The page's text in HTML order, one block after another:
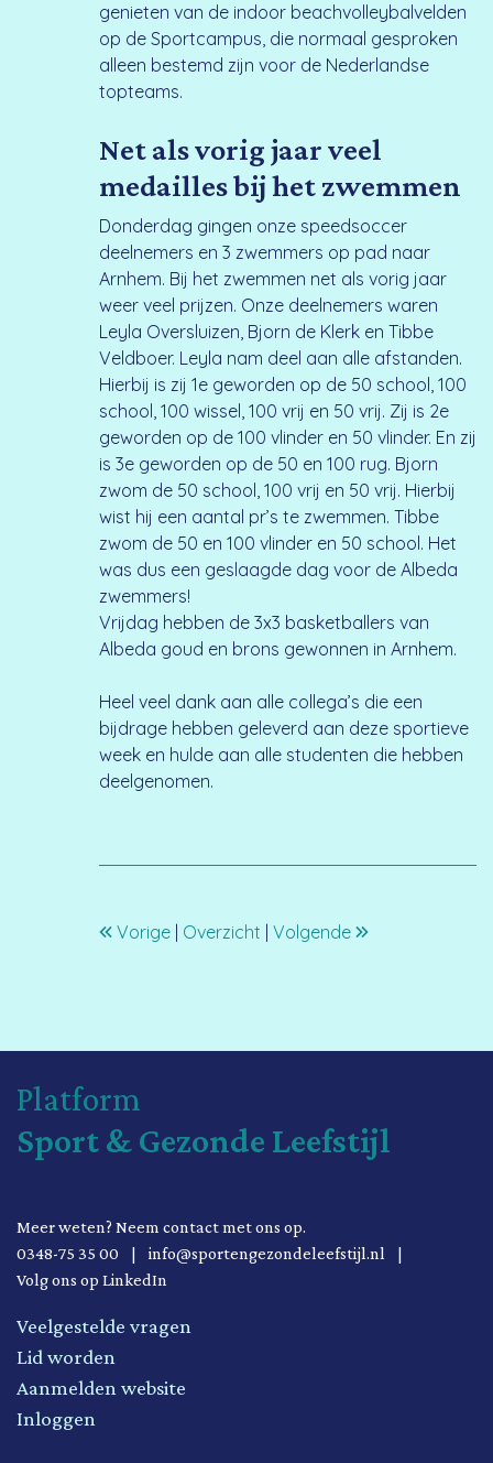
genieten van de indoor beachvolleybalvelden
op de Sportcampus, die normaal gesproken
alleen bestemd zijn voor de Nederlandse
topteams.
Net als vorig jaar veel
medailles bij het zwemmen
Donderdag gingen onze speedsoccer
deelnemers en 3 zwemmers op pad naar
Arnhem. Bij het zwemmen net als vorig jaar
weer veel prijzen. Onze deelnemers waren
Leyla Oversluizen, Bjorn de Klerk en Tibbe
Veldboer. Leyla nam deel aan alle afstanden.
Hierbij is zij 1e geworden op de 50 school, 100
school, 100 wissel, 100 vrij en 50 vrij. Zij is 2e
geworden op de 100 vlinder en 50 vlinder. En zij
is 3e geworden op de 50 en 100 rug. Bjorn
zwom de 50 school, 100 vrij en 50 vrij. Hierbij
wist hij een aantal pr’s te zwemmen. Tibbe
zwom de 50 en 100 vlinder en 50 school. Het
was dus een geslaagde dag voor de Albeda
zwemmers!
Vrijdag hebben de 3x3 basketballers van
Albeda goud en brons gewonnen in Arnhem.
Heel veel dank aan alle collega’s die een
bijdrage hebben geleverd aan deze sportieve
week en hulde aan alle studenten die hebben
deelgenomen.
Vorige| Overzicht Volgende
Platform
Sport & Gezonde Leefstijl
Meer weten? Neem contact met ons op.
0348-75 35 00
| info@sportengezondeleefstijl.nl
|
Volg ons op LinkedIn
Veelgestelde vragen
Lid worden
Aanmelden website
Inloggen